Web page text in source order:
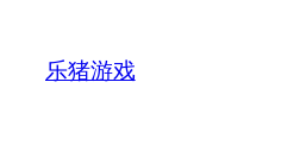
乐猪游戏